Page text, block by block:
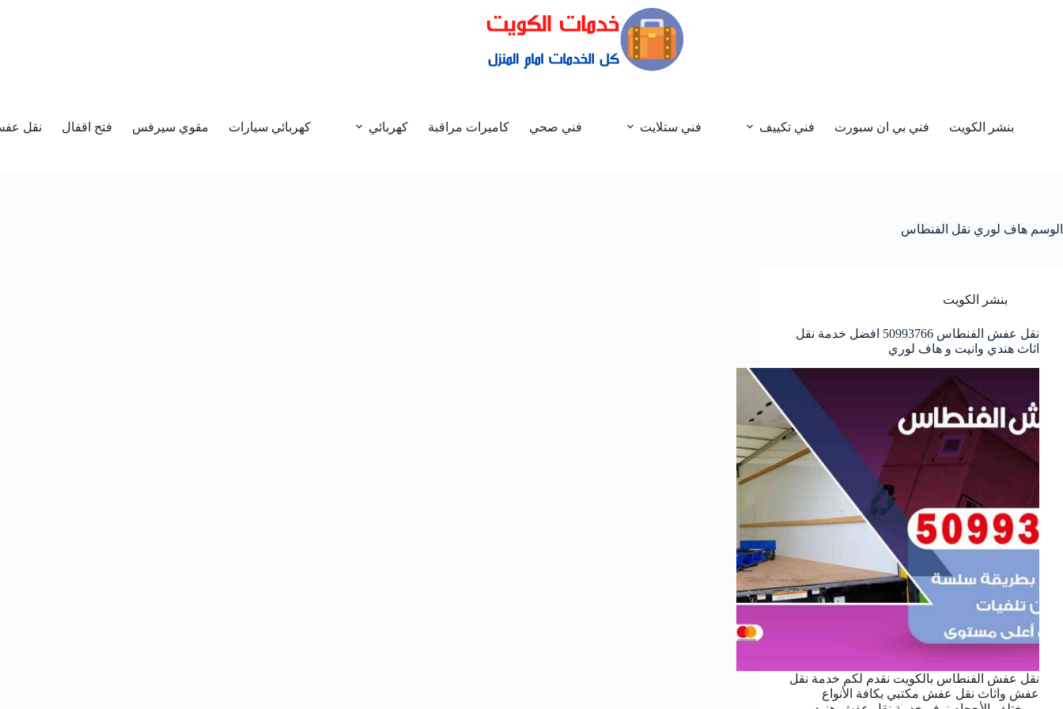
بنشر الكويت فني بي ان سبورت فني تكييف فني ستلايت فني صحي كاميرات مراقبة كهربائي كهربائي سيارات مقوي سيرفس فتح اقفال نقل
الوسم هاف لوري نقل الفنطاس
بنشر الكويت
نقل عفش الفنطاس 50993766 افضل خدمة نقل
اثاث هندي وانيت و هاف لوري
نقل عفش الفنطاس بالكويت نقدم لكم خدمة نقل
عفش واثاث نقل عفش مكتبي بكافة الأنواع